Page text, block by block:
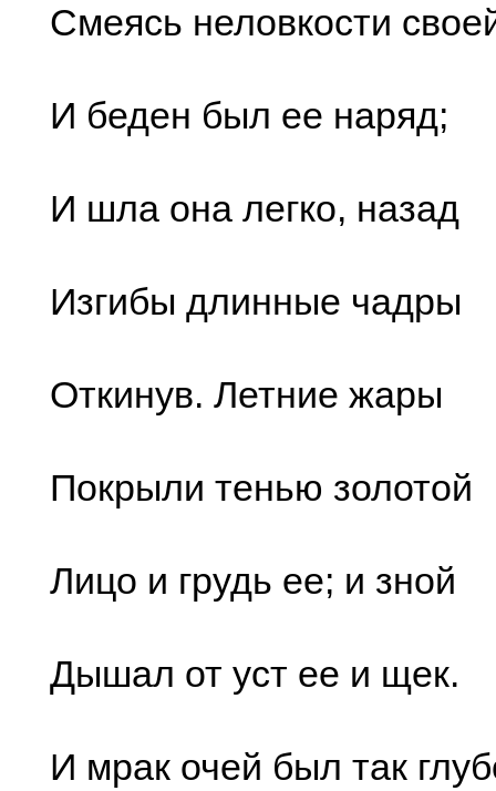
Смеясь неловкости
И беден был ее наряд;
И шла она легко, назад
Изгибы длинные чадры
Откинув. Летние жары
Покрыли тенью золотой
Лицо и грудь ее; и зной
Дышал от уст ее и щек.
И мрак очей был так